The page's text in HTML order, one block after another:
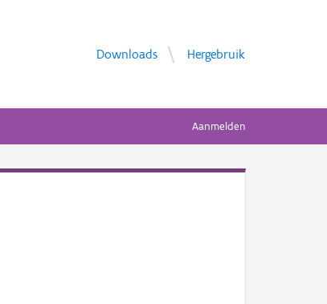
Downloads Hergebruik
Aanmelden